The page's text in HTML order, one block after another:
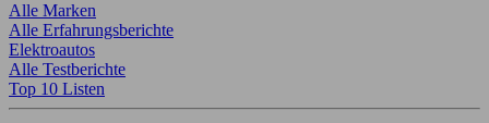
Alle Marken
Alle Erfahrungsberichte
Elektroautos
Alle Testberichte
Top 10 Listen